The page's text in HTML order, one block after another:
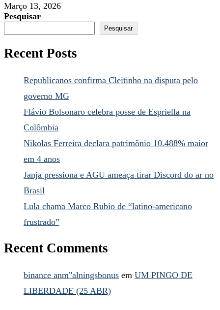
Março 13, 2026
Pesquisar
Pesquisar
Recent Posts
Republicanos confirma Cleitinho na disputa pelo
governo MG
Flávio Bolsonaro celebra posse de Espriella na
Colômbia
Nikolas Ferreira declara patrimônio 10.488% maior
em 4 anos
Janja pressiona e AGU ameaça tirar Discord do ar no
Brasil
Lula chama Marco Rubio de “latino-americano
frustrado”
Recent Comments
binance anm"alningsbonus em UM PINGO DE
LIBERDADE (25 ABR)